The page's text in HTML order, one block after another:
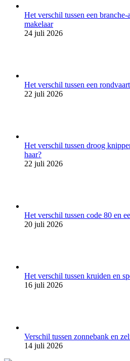
Het verschil tussen een
makelaar
24 juli 2026
Het verschil tussen een
22 juli 2026
Het verschil tussen droog
haar?
22 juli 2026
Het verschil tussen code 80 en
20 juli 2026
Het verschil tussen kruiden en
16 juli 2026
Verschil tussen zonnebank en
14 juli 2026